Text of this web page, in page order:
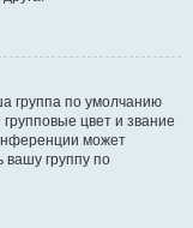
группа по умолчанию
цвет и звание
может
группу по